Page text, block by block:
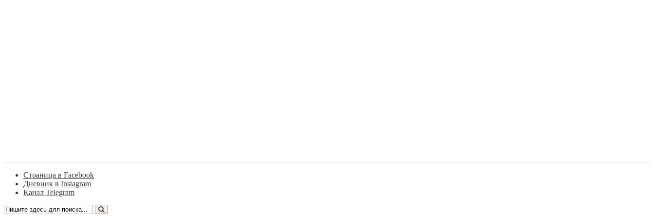
Страница в Facebook
Дневник в Instagram
Канал Telegram